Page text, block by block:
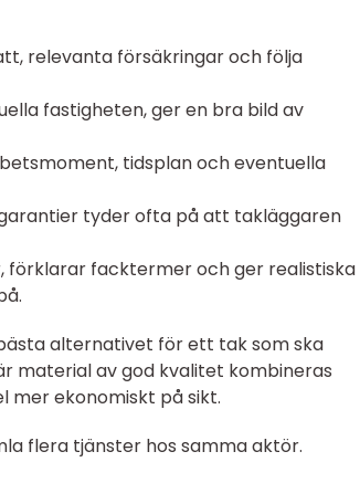
relevanta försäkringar och följa
fastigheten, ger en bra bild av
tidsplan och eventuella
tyder ofta på att takläggaren
förklarar facktermer och ger realistiska
alternativet för ett tak som ska
material av god kvalitet kombineras
mer ekonomiskt på sikt.
flera tjänster hos samma aktör.